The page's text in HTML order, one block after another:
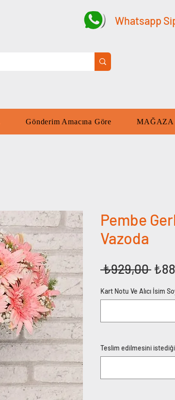
Whatsapp
Gönderim Amacına Göre MAĞAZA
Pembe
Vazoda
₺929,00
Fiyat
Kart Notu Ve Alıcı İsim
Teslim edilmesini